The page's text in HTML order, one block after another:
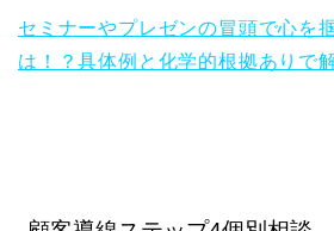
セミナーやプレゼンの冒頭で心を
は！？具体例と化学的根拠ありで